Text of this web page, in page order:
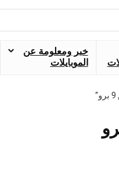
خبر ومعلومة عن
الموبايلات